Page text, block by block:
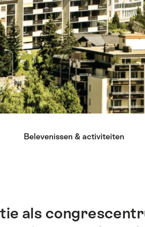
Belevenissen & activiteiten
als